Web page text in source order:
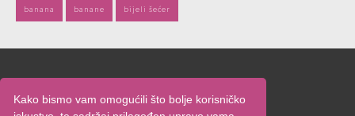
Kako bismo vam omogućili što bolje korisničko
banana banane bijeli šećer